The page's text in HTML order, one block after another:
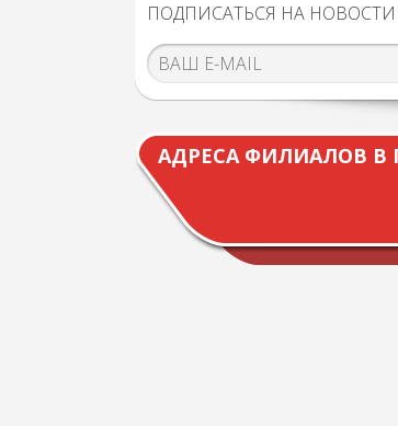
ПОДПИСАТЬСЯ НА
АДРЕСА ФИЛИАЛОВ В